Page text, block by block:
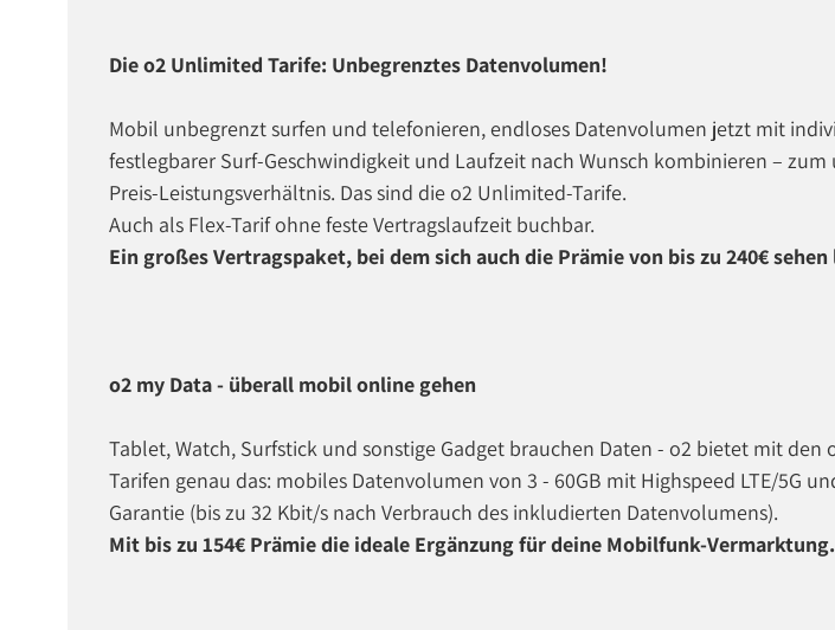
Die o2 Unlimited Tarife: Unbegrenztes Datenvolumen!
Mobil unbegrenzt surfen und telefonieren, endloses Datenvolumen jetzt mit
festlegbarer Surf-Geschwindigkeit und Laufzeit nach Wunsch kombinieren – zum
Preis-Leistungsverhältnis. Das sind die o2 Unlimited-Tarife.
Auch als Flex-Tarif ohne feste Vertragslaufzeit buchbar.
Ein großes Vertragspaket, bei dem sich auch die Prämie von bis zu 240€ sehen
o2 my Data - überall mobil online gehen
Tablet, Watch, Surfstick und sonstige Gadget brauchen Daten - o2 bietet mit den
Tarifen genau das: mobiles Datenvolumen von 3 - 60GB mit Highspeed LTE/5G
Garantie (bis zu 32 Kbit/s nach Verbrauch des inkludierten Datenvolumens).
Mit bis zu 154€ Prämie die ideale Ergänzung für deine Mobilfunk-Vermarktung.